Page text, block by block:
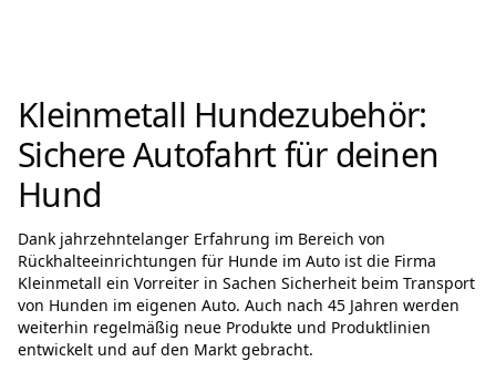
Kleinmetall Hundezubehör:
Sichere Autofahrt für deinen
Hund
Dank jahrzehntelanger Erfahrung im Bereich von
Rückhalteeinrichtungen für Hunde im Auto ist die Firma
Kleinmetall ein Vorreiter in Sachen Sicherheit beim Transport
von Hunden im eigenen Auto. Auch nach 45 Jahren werden
weiterhin regelmäßig neue Produkte und Produktlinien
entwickelt und auf den Markt gebracht.